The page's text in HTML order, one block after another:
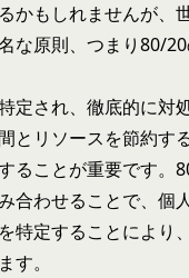
かもしれませんが、
な原則、つまり80/
定され、徹底的に対
とリソースを節約す
ることが重要です。
合わせることで、個
特定することにより
す。